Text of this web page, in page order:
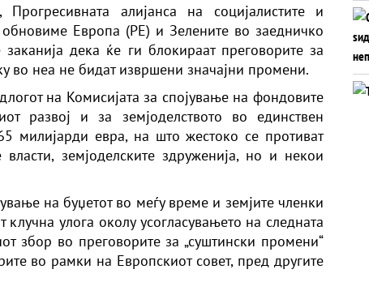
алијанса на социјалистите и
Европа (РЕ) и Зелените во заедничко
дека ќе ги блокираат преговорите за
во неа не бидат извршени значајни промени.
на Комисијата за спојување на фондовите
развој и за земјоделството во единствен
милијарди евра, на што жестоко се противат
земјоделските здруженија, но и некои
на буџетот во меѓу време и земјите членки
улога околу усогласувањето на следната
збор во преговорите за „суштински промени“
во рамки на Европскиот совет, пред другите